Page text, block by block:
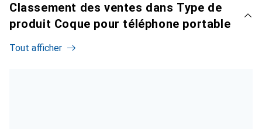
Classement des ventes dans Type de
produit Coque pour téléphone portable
Tout afficher